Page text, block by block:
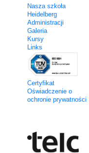
Nasza szkoła
Heidelberg
Administracji
Galeria
Kursy
Links
Certyfikat
Oświadczenie o
ochronie prywatności